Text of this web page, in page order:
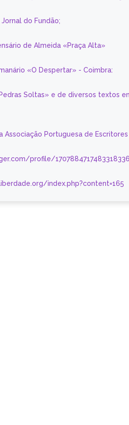
do Fundão;
de Almeida «Praça Alta»
«O Despertar» - Coimbra:
Soltas» e de diversos textos
Associação Portuguesa de Escritores
profile/
index.php?content=165